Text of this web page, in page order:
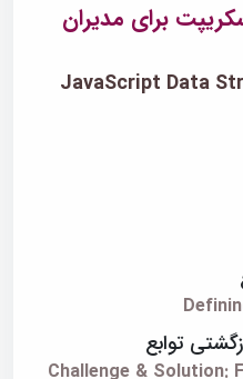
برای مدیران
JavaScript Data
توابع
Challenge &